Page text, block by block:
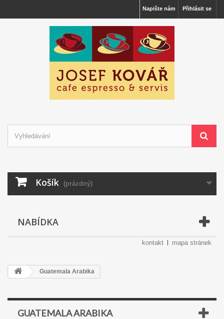
Přihlásit se
Napište nám
Košík (prázdný)
NABÍDKA
kontakt mapa stránek
Guatemala Arabika
GUATEMALA ARABIKA